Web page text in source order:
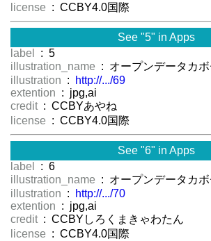
license : CCBY4.0国際
See "5" in Apps
label
: 5
illustration_name : オープンデータカボ
illustration :
http://.../69
extention : jpg,ai
credit : CCBYあやね
license : CCBY4.0国際
See "6" in Apps
label
: 6
illustration_name : オープンデータカボ
illustration :
http://.../70
extention : jpg,ai
credit : CCBYしろくまきゃわたん
license : CCBY4.0国際